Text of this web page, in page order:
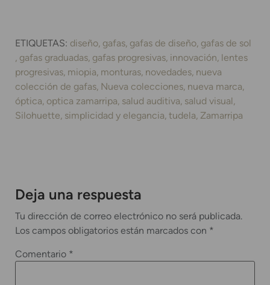
ETIQUETAS: diseño gafas gafas de diseño gafas de sol
gafas graduadas gafas progresivas innovación lentes
progresivas miopia monturas novedades nueva
colección de gafas Nueva colecciones nueva marca
óptica optica zamarripa salud auditiva salud visual
Silohuette simplicidad y elegancia tudela Zamarripa
Deja una respuesta
Tu dirección de correo electrónico no será publicada.
Los campos obligatorios están marcados con *
Comentario *